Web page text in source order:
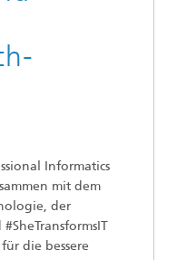
Informatics
mit dem
der
die bessere